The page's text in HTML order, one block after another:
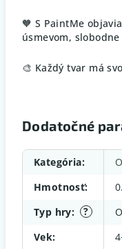
🧡 S PaintMe
úsmevom,
🎨 Každý tvar má
Dodatočné
Kategória:
Hmotnosť:
?
Typ hry:
Vek: